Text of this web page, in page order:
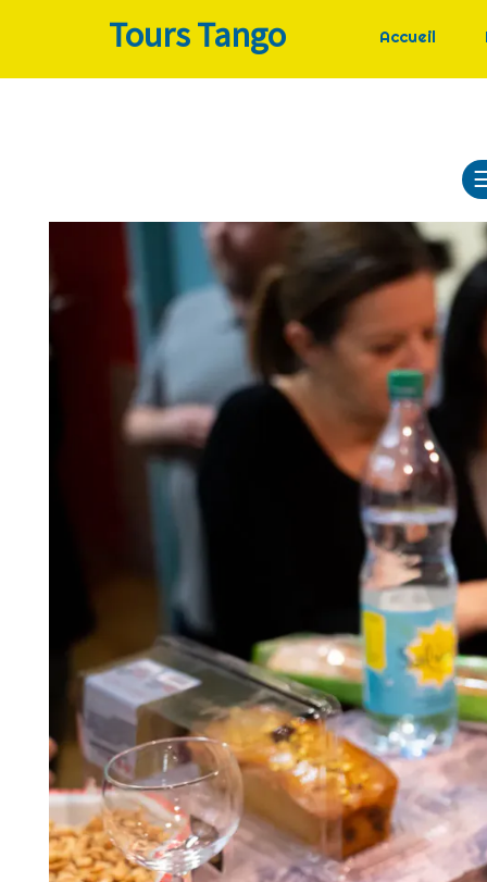
Tours Tango Accueil